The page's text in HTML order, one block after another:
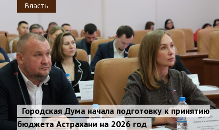
Власть
Городская Дума начала подготовку к принятию
бюджета Астрахани на 2026 год